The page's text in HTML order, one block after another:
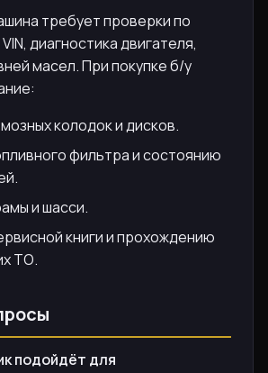
требует проверки по
диагностика двигателя,
масел. При покупке б/у
колодок и дисков.
фильтра и состоянию
и шасси.
книги и прохождению
ТО.
подойдёт для